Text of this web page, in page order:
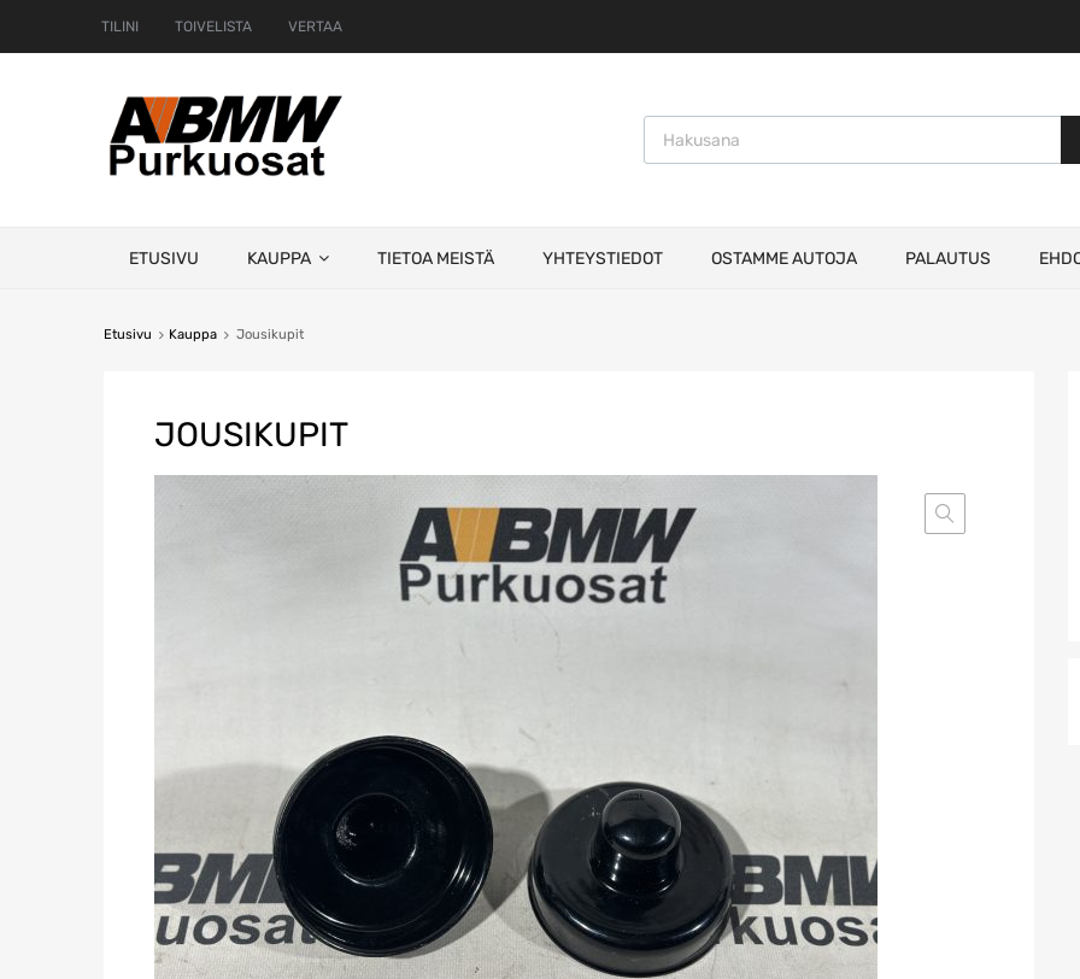
TILINI TOIVELISTA VERTAA
Products search
ETUSIVU KAUPPA TIETOA MEISTÄ YHTEYSTIEDOT OSTAMME AUTOJA PALAUTUS
Etusivu Kauppa Jousikupit
JOUSIKUPIT